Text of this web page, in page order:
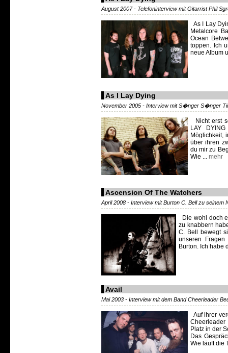
August 2007 - Telefoninterview mit Gitarrist Phil
As I Lay
Metalcore
Ocean
toppen. Ich
neue Album
As I Lay Dying
November 2005 - Interview mit S�nger S�nger
Nicht erst
LAY
Möglichkeit,
über ihren
du mir zu
Wie ...
mehr
Ascension Of The Watchers
April 2008 - Interview mit Burton C. Bell zu seinem
Die wohl doch
zu knabbern
C. Bell bewegt
unseren
Burton. Ich habe
Avail
Mai 2003 - Interview mit dem Band Cheerleader
Auf ihrer
Platz in der
Das
Wie läuft die